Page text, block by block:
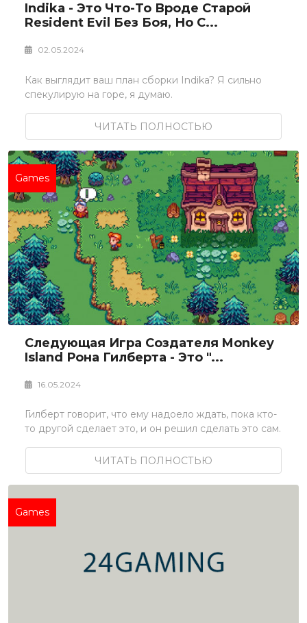
Indika - Это Что-То Вроде Старой
Resident Evil Без Боя, Но С...
02.05.2024
Как выглядит ваш план сборки Indika? Я сильно
спекулирую на горе, я думаю.
ЧИТАТЬ ПОЛНОСТЬЮ
Games
Следующая Игра Создателя Monkey
Island Рона Гилберта - Это "...
16.05.2024
Гилберт говорит, что ему надоело ждать, пока кто-
то другой сделает это, и он решил сделать это сам.
ЧИТАТЬ ПОЛНОСТЬЮ
Games